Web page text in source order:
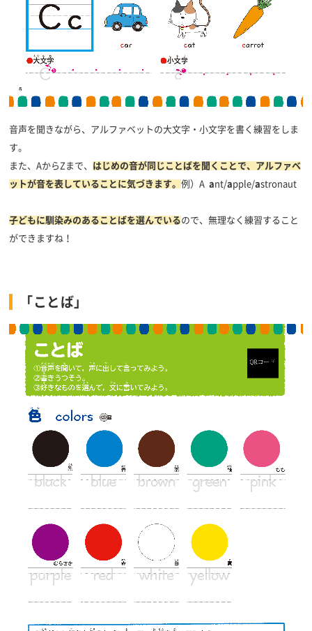
音声を聞きながら、アルファベットの大文字・小文字を書く練習をしま
す。
また、AからZまで、 はじめの音が同じことばを聞くことで、アルファベ
ットが音を表していることに気づきます。 例）A ant/apple/astronaut
子どもに馴染みのあることばを選んでいるので、無理なく練習すること
ができますね！
「ことば」